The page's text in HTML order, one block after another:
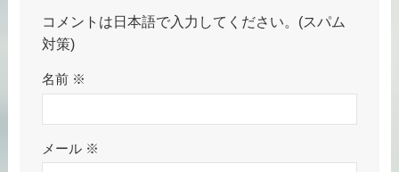
コメントは日本語で入力してください。(スパム
対策)
名前 ※
メール ※